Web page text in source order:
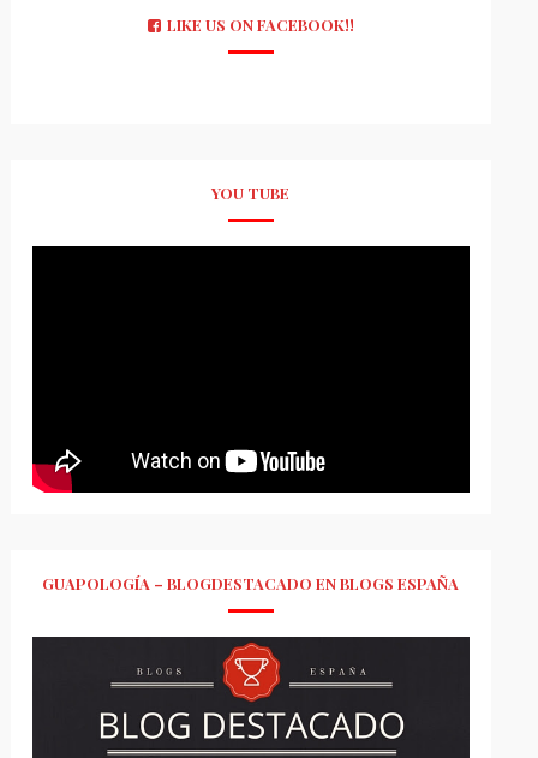
LIKE US ON FACEBOOK!!
YOU TUBE
GUAPOLOGÍA – BLOGDESTACADO EN BLOGS ESPAÑA